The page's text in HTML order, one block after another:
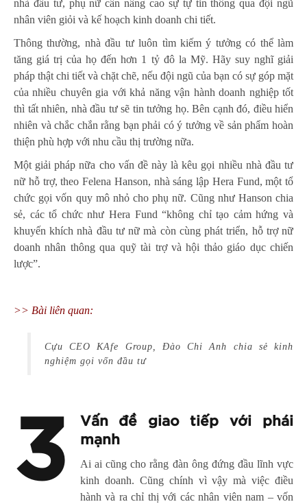
nhà đầu tư, phụ nữ cần nâng cao sự tự tin thông qua đội ngũ
nhân viên giỏi và kế hoạch kinh doanh chi tiết.
Thông thường, nhà đầu tư luôn tìm kiếm ý tưởng có thể làm
tăng giá trị của họ đến hơn 1 tỷ đô la Mỹ. Hãy suy nghĩ giải
pháp thật chi tiết và chặt chẽ, nếu đội ngũ của bạn có sự góp mặt
của nhiều chuyên gia với khả năng vận hành doanh nghiệp tốt
thì tất nhiên, nhà đầu tư sẽ tin tưởng họ. Bên cạnh đó, điều hiển
nhiên và chắc chắn rằng bạn phải có ý tưởng về sản phẩm hoàn
thiện phù hợp với nhu cầu thị trường nữa.
Một giải pháp nữa cho vấn đề này là kêu gọi nhiều nhà đầu tư
nữ hỗ trợ, theo Felena Hanson, nhà sáng lập Hera Fund, một tổ
chức gọi vốn quy mô nhỏ cho phụ nữ. Cũng như Hanson chia
sẻ, các tổ chức như Hera Fund “không chỉ tạo cảm hứng và
khuyến khích nhà đầu tư nữ mà còn cùng phát triển, hỗ trợ nữ
doanh nhân thông qua quỹ tài trợ và hội thảo giáo dục chiến
lược”.
>> Bài liên quan:
Cựu CEO KAfe Group, Đào Chi Anh chia sẻ kinh
nghiệm gọi vốn đầu tư
3
Vấn đề giao tiếp với phái
mạnh
Ai ai cũng cho rằng đàn ông đứng đầu lĩnh vực
kinh doanh. Cũng chính vì vậy mà việc điều
hành và ra chỉ thị với các nhân viên nam – vốn